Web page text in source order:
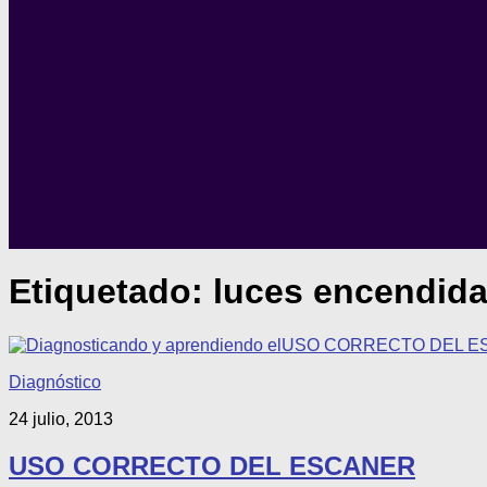
Etiquetado: luces
Diagnóstico
24 julio, 2013
USO CORRECTO DEL ESCANER